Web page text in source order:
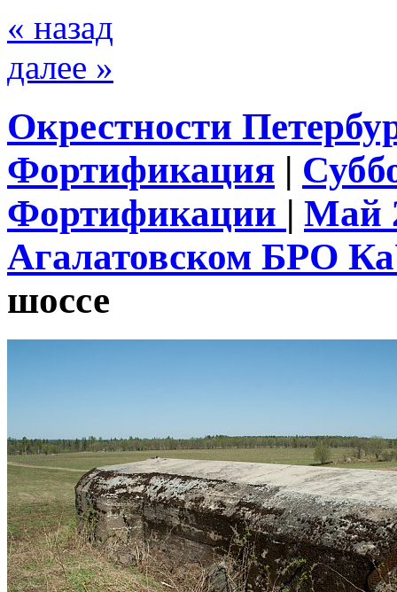
« назад
далее »
Окрестности
Фортификация |
Фортификации | Май
Агалатовском БРО
шоссе